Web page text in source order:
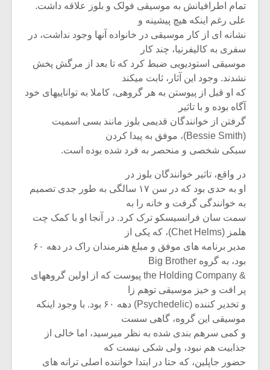
تمام اطرافیانش به موسیقی فولک و بلوز علاقه داشت.
علی رغم اینکه هیچ پیشینه و
نشانه ای از کار موسیقی در خانواده آنها وجود نداشت، در
سفری به کالیفرنیا، چند کار
موسیقی استودیویی ضبط کرد که تا بعد از مرگش پخش
نشدند. وجود این آثار، ثابت میکند
که او قبل از پیوستن به هر گروهی، کاملا به تواناییهای خود
آگاه بوده و با تاثیر
گرفتن از خوانندگان قدیمی بلوز مانند بسی اسمیت
(Bessie Smith)، موفق به پیدا کردن
سبکی شخصی و منحصر به فرد شده بوده است.
در واقع، تاثیر خوانندگان بلوز در
او به حدی بود که در سن ۱۷ سالگی به طور جدی تصمیم
به خوانندگی گرفت و خانه را به
سمت سان فرانسیسکو ترک کرد. در آنجا او با کمک چت
هلمز (Chet Helms)، که یکی از
مدیر برنامه های موفق و مبلغ هنرمندان راک در دهه ۶۰
بود، به گروه Big Brother
& the Holding Company پیوست که از اولین گروههای
پر افت و خیز موسیقی توهم زا
و تخدیر کننده (Psychedelic) دهه ۶۰ بود. با وجود اینکه
موسیقی این گروه، گاهی سست
و کمی سرهم بندی شده به نظر میرسید، اما خالی از
جذابیت هم نبود، ولی شکی نیست که
حضور جاپلین، که حتا در ابتدا خواننده اصلی ترانه های